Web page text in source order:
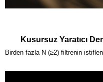
Kusursuz Yaratıcı
Birden fazla N (≥2) filtrenin